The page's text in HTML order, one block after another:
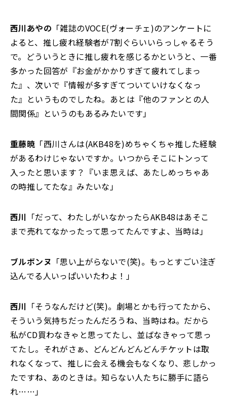
西川あやの 「雑誌のVOCE(ヴォーチェ)のアンケートに
よると、推し疲れ経験者が7割ぐらいいらっしゃるそう
で。どういうときに推し疲れを感じるかというと、一番
多かった回答が『お金がかかりすぎて疲れてしまっ
た』、次いで『情報が多すぎてついていけなくなっ
た』というものでしたね。あとは『他のファンとの人
間関係』というのもあるみたいです」
重藤暁 「西川さんは(AKB48を)めちゃくちゃ推した経験
があるわけじゃないですか。いつからそこにトンって
入ったと思います？『いま思えば、あたしめっちゃあ
の時推してたな』みたいな」
西川 「だって、わたしがいなかったらAKB48はあそこ
まで売れてなかったって思ってたんですよ、当時は」
ブルボンヌ 「思い上がらないで(笑)。もっとすごい注ぎ
込んでる人いっぱいいたわよ！」
西川 「そうなんだけど(笑)。劇場とかも行ってたから、
そういう気持ちだったんだろうね、当時はね。だから
私がCD買わなきゃと思ってたし、並ばなきゃって思っ
てたし。それがさぁ、どんどんどんどんチケットは取
れなくなって、推しに会える機会もなくなり、悲しかっ
たですね、あのときは。知らない人たちに勝手に語ら
れ……」